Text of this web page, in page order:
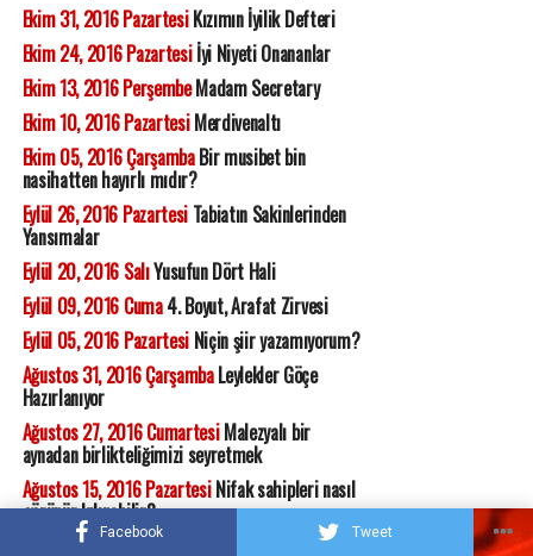
Facebook Tweet
Ekim 31, 2016 PazartesiKızımın İyilik Defteri
Ekim 24, 2016 Pazartesiİyi Niyeti Onananlar
Ekim 13, 2016 PerşembeMadam Secretary
Ekim 10, 2016 PazartesiMerdivenaltı
Ekim 05, 2016 ÇarşambaBir musibet bin
nasihatten hayırlı mıdır?
Eylül 26, 2016 PazartesiTabiatın Sakinlerinden
Yansımalar
Eylül 20, 2016 SalıYusufun Dört Hali
Eylül 09, 2016 Cuma4. Boyut, Arafat Zirvesi
Eylül 05, 2016 PazartesiNiçin şiir yazamıyorum?
Ağustos 31, 2016 ÇarşambaLeylekler Göçe
Hazırlanıyor
Ağustos 27, 2016 CumartesiMalezyalı bir
aynadan birlikteliğimizi seyretmek
Ağustos 15, 2016 PazartesiNifak sahipleri nasıl
görünür kılınabilir?
Temmuz 30, 2016 Cumartesi
Nemime yapmak